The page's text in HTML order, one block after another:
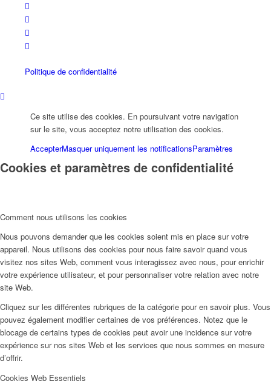
Politique de confidentialité
Ce site utilise des cookies. En poursuivant votre navigation
sur le site, vous acceptez notre utilisation des cookies.
AccepterMasquer uniquement les notificationsParamètres
Cookies et paramètres de confidentialité
Comment nous utilisons les cookies
Nous pouvons demander que les cookies soient mis en place sur votre
appareil. Nous utilisons des cookies pour nous faire savoir quand vous
visitez nos sites Web, comment vous interagissez avec nous, pour enrichir
votre expérience utilisateur, et pour personnaliser votre relation avec notre
site Web.
Cliquez sur les différentes rubriques de la catégorie pour en savoir plus. Vous
pouvez également modifier certaines de vos préférences. Notez que le
blocage de certains types de cookies peut avoir une incidence sur votre
expérience sur nos sites Web et les services que nous sommes en mesure
d’offrir.
Cookies Web Essentiels